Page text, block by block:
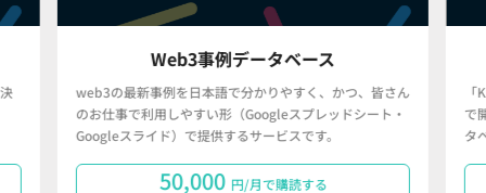
Web3事例データベース
web3の最新事例を日本語で分かりやすく、かつ、皆さん
のお仕事で利用しやすい形（Googleスプレッドシート・
Googleスライド）で提供するサービスです。
50,000 円/月で購読する
で
タ